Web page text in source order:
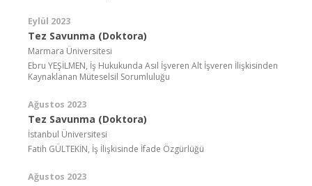
Eylül 2023
Tez Savunma (Doktora)
Marmara Üniversitesi
Ebru YEŞİLMEN, İş Hukukunda Asıl İşveren Alt İşveren İlişkisinden
Kaynaklanan Müteselsil Sorumluluğu
Ağustos 2023
Tez Savunma (Doktora)
İstanbul Üniversitesi
Fatih GÜLTEKİN, İş İlişkisinde İfade Özgürlüğü
Ağustos 2023